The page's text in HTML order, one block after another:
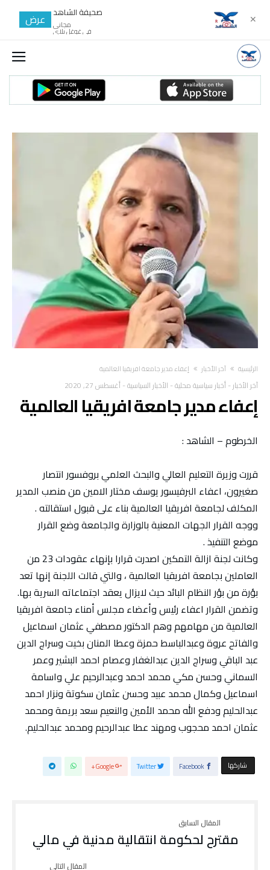
‫الرئيسية‬ آخر الأخبار إعفاء مدير جامعة افريقيا العالمية
آخر الأخبار-أخبار سياسية محلية- الأخبار السياسية-أغسطس 27, 2020
إعفاء مدير جامعة افريقيا العالمية
الخرطوم – الشاهد :
قررت وزيرة التعليم العالي والبحث العلمي بروفسور انتصار
صغيرون، اعفاء البرفيسور يوسف مختار الامين من منصب المدير
المكلف لجامعة افريقيا العالمية بناء على قبول استقالته .
ووجه القرار الجهات المعنية بالوزارة والجامعة وضع القرار
موضع التنفيذ .
وكانت لجنة ازالة التمكين اصدرت قرارا بإنهاء عقودات 23 من
العاملين بجامعة افريقيا العالمية ، والتي قالت اللجنة إنها تعد
بؤرة من بؤر النظام البائد حيث لايزال يعقد اجتماعاته السرية بها.
وتضمن القرار اعفاء رئيس وأعضاء مجلس أمناء جامعة افريقيا
العالمية من مهامهم وهم الدكتور مصطفي عثمان اسماعيل
والفاتح عروة وعبدالباسط حمزة وعطا المنان بخيت وسراج الدين
عبد الباقي وسراج الدين عبدالغفار وعصام احمد البشير وعمر
السماني وحسن مكي محمد احمد وعبدالرحيم علي واسامة
اسماعيل وكمال محمد عبيد وحسن عثمان سكوتة ونزار احمد
عبدالحليم ودفع الله محمد الأمين والنعيم سعد بريمة ومحمد
عثمان احمد محجوب ومهند عطا عبدالرحيم ومحمد عبدالحليم.
‫‫ شاركها‬ Facebook
Twitter
Google+
مقترح لحكومة انتقالية مدنية في مالي
✕ صحيفة الشاهد
مجانى
في غوغل بلاي
عرض